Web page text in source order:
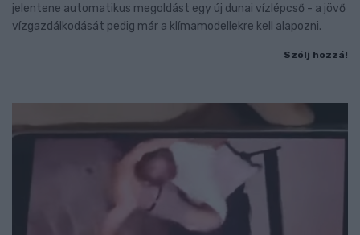
jelentene automatikus megoldást egy új dunai vízlépcső - a jövő
vízgazdálkodását pedig már a klímamodellekre kell alapozni.
Szólj hozzá!